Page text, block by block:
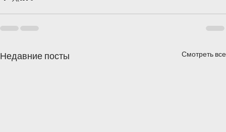
Недавние посты Смотреть все